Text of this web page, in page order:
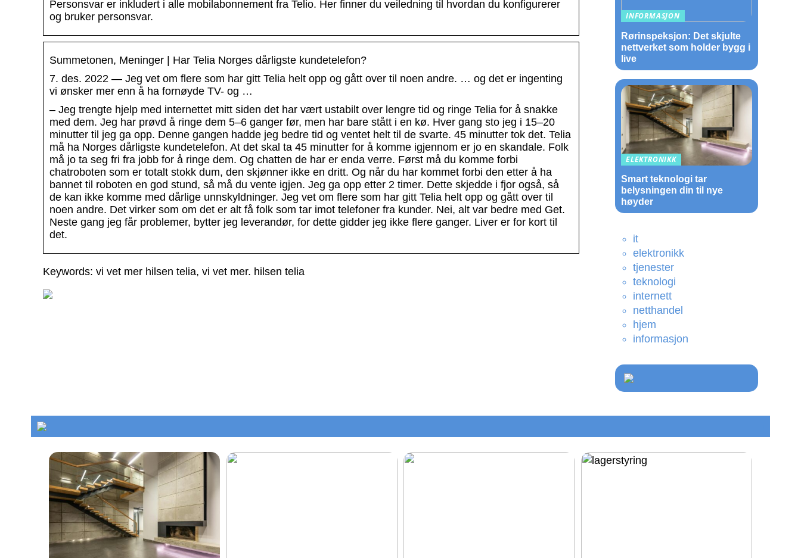
Personsvar er inkludert i alle mobilabonnement fra Telio. Her finner du veiledning til hvordan du konfigurerer
og bruker personsvar.
Summetonen, Meninger | Har Telia Norges dårligste kundetelefon?
7. des. 2022 — Jeg vet om flere som har gitt Telia helt opp og gått over til noen andre. … og det er ingenting
vi ønsker mer enn å ha fornøyde TV- og …
– Jeg trengte hjelp med internettet mitt siden det har vært ustabilt over lengre tid og ringe Telia for å snakke
med dem. Jeg har prøvd å ringe dem 5–6 ganger før, men har bare stått i en kø. Hver gang sto jeg i 15–20
minutter til jeg ga opp. Denne gangen hadde jeg bedre tid og ventet helt til de svarte. 45 minutter tok det. Telia
må ha Norges dårligste kundetelefon. At det skal ta 45 minutter for å komme igjennom er jo en skandale. Folk
må jo ta seg fri fra jobb for å ringe dem. Og chatten de har er enda verre. Først må du komme forbi
chatroboten som er totalt stokk dum, den skjønner ikke en dritt. Og når du har kommet forbi den etter å ha
bannet til roboten en god stund, så må du vente igjen. Jeg ga opp etter 2 timer. Dette skjedde i fjor også, så
de kan ikke komme med dårlige unnskyldninger. Jeg vet om flere som har gitt Telia helt opp og gått over til
noen andre. Det virker som om det er alt få folk som tar imot telefoner fra kunder. Nei, alt var bedre med Get.
Neste gang jeg får problemer, bytter jeg leverandør, for dette gidder jeg ikke flere ganger. Liver er for kort til
det.
Keywords: vi vet mer hilsen telia, vi vet mer. hilsen telia
INFORMASJON
Rørinspeksjon: Det skjulte
nettverket som holder bygg i
live
ELEKTRONIKK
Smart teknologi tar
belysningen din til nye
høyder
it
elektronikk
tjenester
teknologi
internett
netthandel
hjem
informasjon